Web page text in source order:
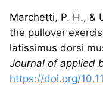
Marchetti, P. H., &
the pullover
latissimus dorsi
Journal of applied
https://doi.org/